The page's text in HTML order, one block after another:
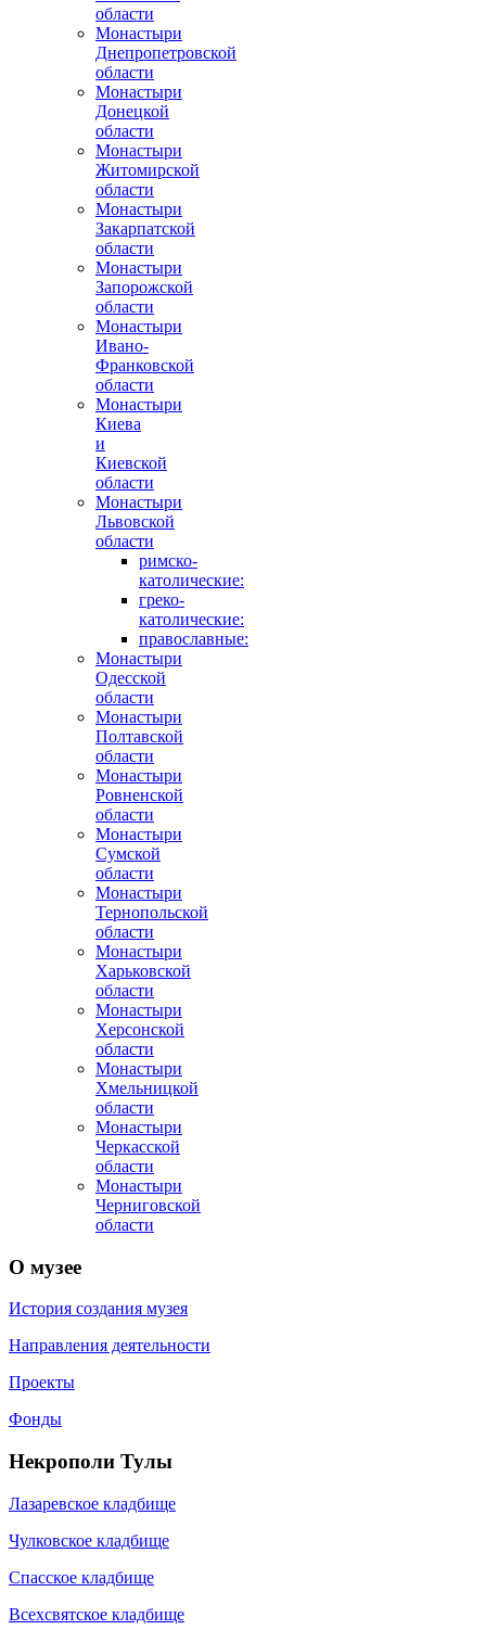
области
Монастыри
Днепропетровской
области
Монастыри
Донецкой
области
Монастыри
Житомирской
области
Монастыри
Закарпатской
области
Монастыри
Запорожской
области
Монастыри
Ивано-
Франковской
области
Монастыри
Киева
и
Киевской
области
Монастыри
Львовской
области
римско-
католические:
греко-
католические:
православные:
Монастыри
Одесской
области
Монастыри
Полтавской
области
Монастыри
Ровненской
области
Монастыри
Сумской
области
Монастыри
Тернопольской
области
Монастыри
Харьковской
области
Монастыри
Херсонской
области
Монастыри
Хмельницкой
области
Монастыри
Черкасской
области
Монастыри
Черниговской
области
О музее
История создания музея
Направления деятельности
Проекты
Фонды
Некрополи Тулы
Лазаревское кладбище
Чулковское кладбище
Спасское кладбище
Всехсвятское кладбище